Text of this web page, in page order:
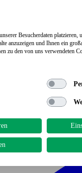
Besucherdaten platzieren,
anzuzeigen und Ihnen ein
zu den von uns verwendeten